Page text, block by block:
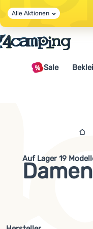
Alle Aktionen
Sale
Auf Lager19